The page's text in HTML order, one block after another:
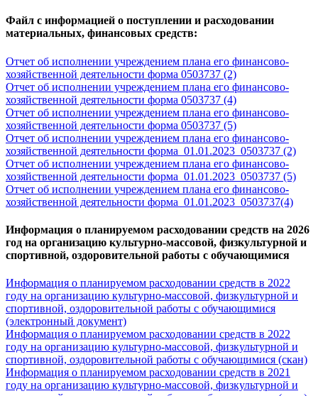
Файл с информацией о поступлении и расходовании
материальных, финансовых средств:
Отчет об исполнении учреждением плана его финансово-
хозяйственной деятельности форма 0503737 (2)
Отчет об исполнении учреждением плана его финансово-
хозяйственной деятельности форма 0503737 (4)
Отчет об исполнении учреждением плана его финансово-
хозяйственной деятельности форма 0503737 (5)
Отчет об исполнении учреждением плана его финансово-
хозяйственной деятельности форма_01.01.2023_0503737 (2)
Отчет об исполнении учреждением плана его финансово-
хозяйственной деятельности форма_01.01.2023_0503737 (5)
Отчет об исполнении учреждением плана его финансово-
хозяйственной деятельности форма_01.01.2023_0503737(4)
Информация о планируемом расходовании средств на 2026
год на организацию культурно-массовой, физкультурной и
спортивной, оздоровительной работы с обучающимися
Информация о планируемом расходовании средств в 2022
году на организацию культурно-массовой, физкультурной и
спортивной, оздоровительной работы с обучающимися
(электронный документ)
Информация о планируемом расходовании средств в 2022
году на организацию культурно-массовой, физкультурной и
спортивной, оздоровительной работы с обучающимися (скан)
Информация о планируемом расходовании средств в 2021
году на организацию культурно-массовой, физкультурной и